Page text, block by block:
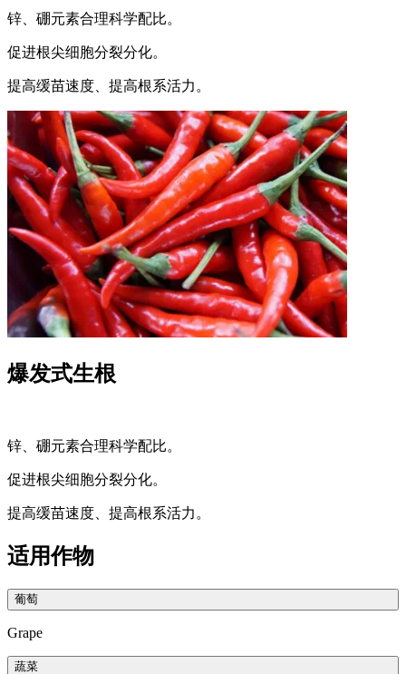
锌、硼元素合理科学配比。
促进根尖细胞分裂分化。
提高缓苗速度、提高根系活力。
爆发式生根
锌、硼元素合理科学配比。
促进根尖细胞分裂分化。
提高缓苗速度、提高根系活力。
适用作物
葡萄
Grape
蔬菜